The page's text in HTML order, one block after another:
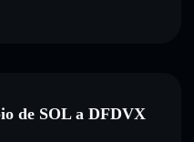
de SOL a DFDVX